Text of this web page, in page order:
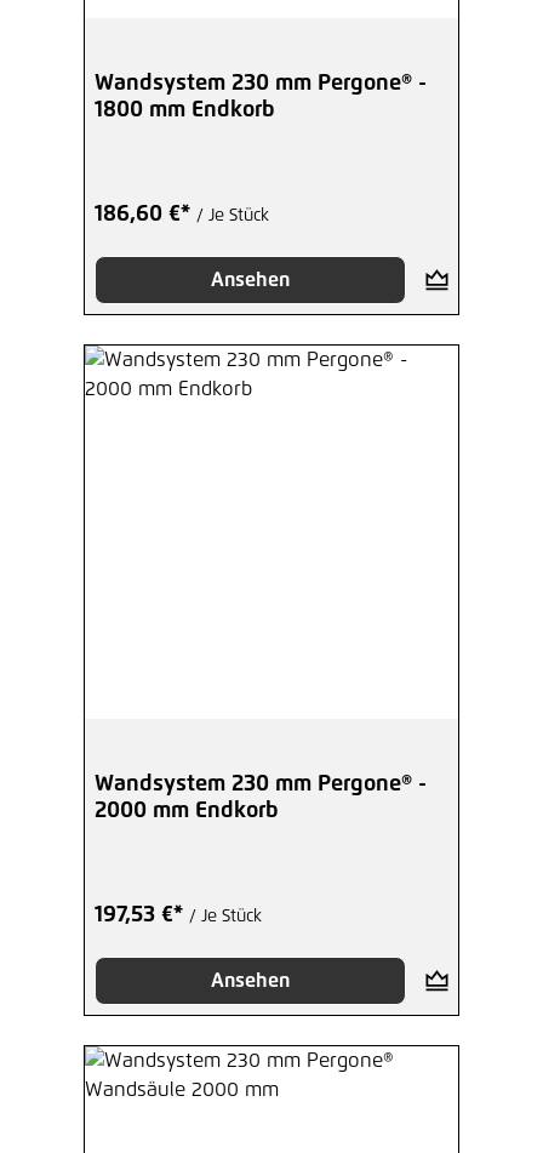
Wandsystem 230 mm Pergone® -
1800 mm Endkorb
186,60 €* / Je Stück
Ansehen
Wandsystem 230 mm Pergone® -
2000 mm Endkorb
197,53 €* / Je Stück
Ansehen